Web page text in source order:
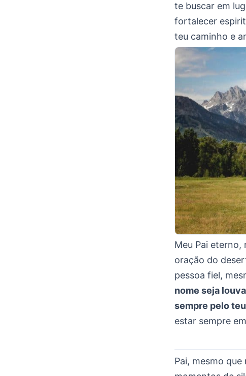
te buscar em
fortalecer
teu caminho e
Meu Pai eterno,
oração do
pessoa fiel,
nome seja
sempre pelo
estar sempre
Pai, mesmo